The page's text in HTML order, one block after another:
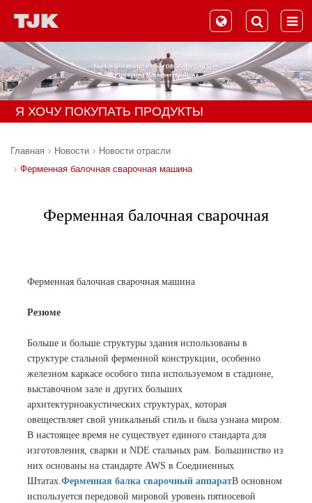
Я ХОЧУ ПОКУПАТЬ ПРОДУКТЫ
Главная Новости
Новости отрасли
Ферменная балочная сварочная машина
Ферменная балочная сварочная
Ферменная балочная сварочная машина
Резюме
Больше и больше структуры здания использованы в
структуре стальной ферменной конструкции, особенно
железном каркасе особого типа используемом в стадионе,
выставочном зале и других больших
архитектурноакустических структурах, которая
овеществляет свой уникальный стиль и была узнана миром.
В настоящее время не существует единого стандарта для
изготовления, сварки и NDE стальных рам. Большинство из
них основаны на стандарте AWS в Соединенных
Штатах.Ферменная балка сварочный аппаратВ основном
используется передовой мировой уровень пятиосевой